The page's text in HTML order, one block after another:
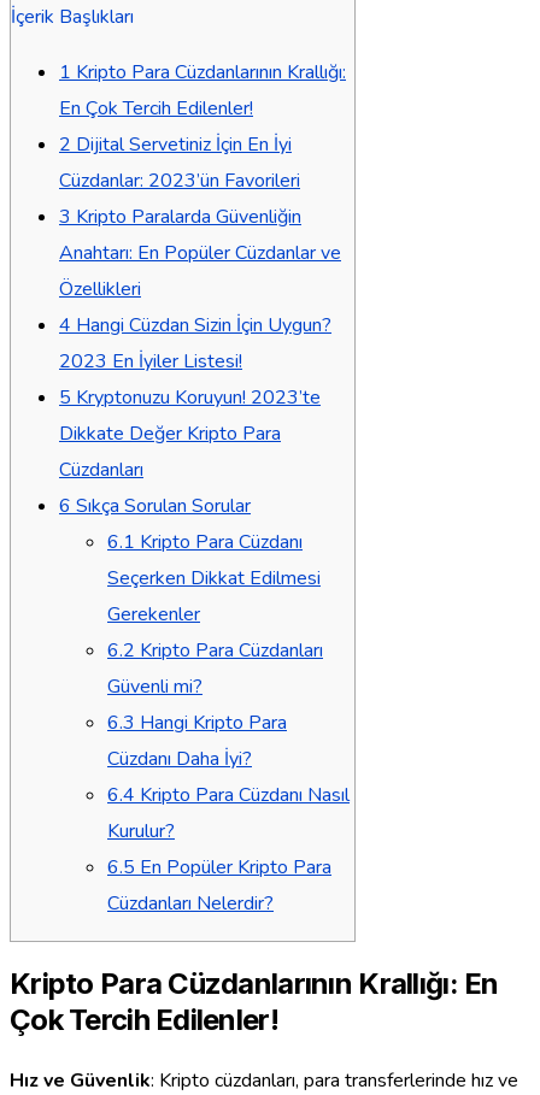
İçerik Başlıkları
1 Kripto Para Cüzdanlarının Krallığı:
En Çok Tercih Edilenler!
2 Dijital Servetiniz İçin En İyi
Cüzdanlar: 2023’ün Favorileri
3 Kripto Paralarda Güvenliğin
Anahtarı: En Popüler Cüzdanlar ve
Özellikleri
4 Hangi Cüzdan Sizin İçin Uygun?
2023 En İyiler Listesi!
5 Kryptonuzu Koruyun! 2023’te
Dikkate Değer Kripto Para
Cüzdanları
6 Sıkça Sorulan Sorular
6.1 Kripto Para Cüzdanı
Seçerken Dikkat Edilmesi
Gerekenler
6.2 Kripto Para Cüzdanları
Güvenli mi?
6.3 Hangi Kripto Para
Cüzdanı Daha İyi?
6.4 Kripto Para Cüzdanı Nasıl
Kurulur?
6.5 En Popüler Kripto Para
Cüzdanları Nelerdir?
Kripto Para Cüzdanlarının Krallığı: En
Çok Tercih Edilenler!
Hız ve Güvenlik: Kripto cüzdanları, para transferlerinde hız ve